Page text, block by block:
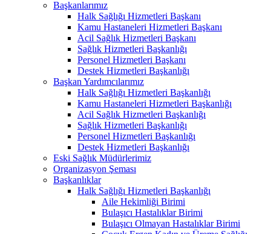
Başkanlarımız
Halk Sağlığı Hizmetleri Başkanı
Kamu Hastaneleri Hizmetleri Başkanı
Acil Sağlık Hizmetleri Başkanı
Sağlık Hizmetleri Başkanlığı
Personel Hizmetleri Başkanı
Destek Hizmetleri Başkanlığı
Başkan Yardımcılarımız
Halk Sağlığı Hizmetleri Başkanlığı
Kamu Hastaneleri Hizmetleri Başkanlığı
Acil Sağlık Hizmetleri Başkanlığı
Sağlık Hizmetleri Başkanlığı
Personel Hizmetleri Başkanlığı
Destek Hizmetleri Başkanlığı
Eski Sağlık Müdürlerimiz
Organizasyon Şeması
Başkanlıklar
Halk Sağlığı Hizmetleri Başkanlığı
Aile Hekimliği Birimi
Bulaşıcı Hastalıklar Birimi
Bulaşıcı Olmayan Hastalıklar Birimi